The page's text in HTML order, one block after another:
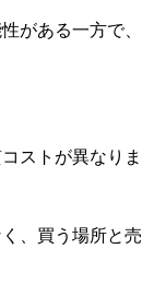
がある一方で、
ストが異なりま
、買う場所と売